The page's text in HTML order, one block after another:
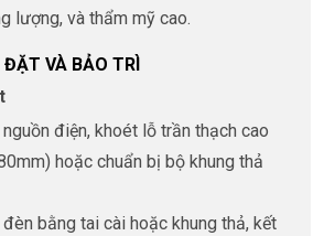
lượng, và thẩm mỹ cao.
ĐẶT VÀ BẢO TRÌ
nguồn điện, khoét lỗ trần thạch cao
hoặc chuẩn bị bộ khung thả
đèn bằng tai cài hoặc khung thả, kết